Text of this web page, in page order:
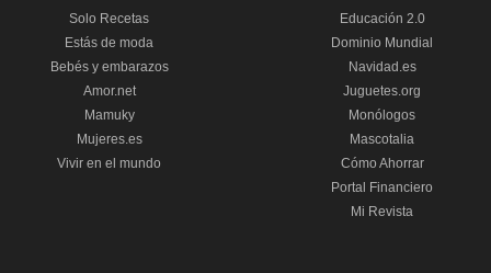
Solo Recetas
Estás de moda
Bebés y embarazos
Amor.net
Mamuky
Mujeres.es
Vivir en el mundo
Educación 2.0
Dominio Mundial
Navidad.es
Juguetes.org
Monólogos
Mascotalia
Cómo Ahorrar
Portal Financiero
Mi Revista